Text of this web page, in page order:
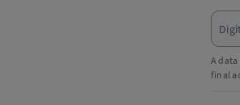
A
final